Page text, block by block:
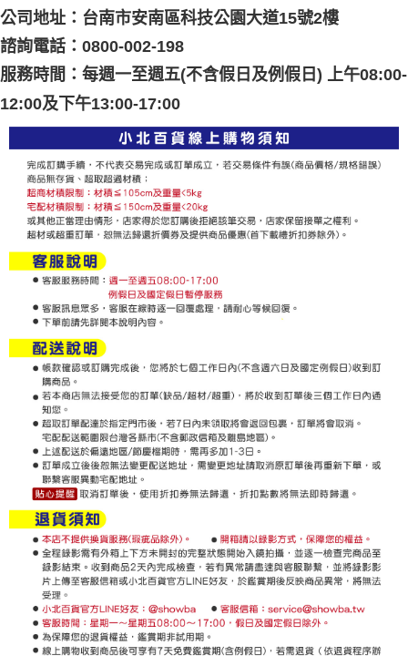
公司地址：台南市安南區科技公園大道15號2樓
諮詢電話：0800-002-198
服務時間：每週一至週五(不含假日及例假日) 上午08:00-
12:00及下午13:00-17:00